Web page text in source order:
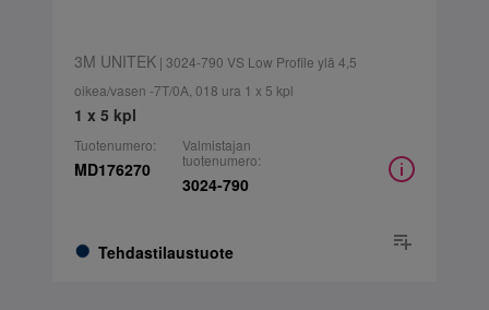
3M UNITEK| 3024-790 VS Low Profile ylä 4,5
oikea/vasen -7T/0A, 018 ura 1 x 5 kpl
1 x 5 kpl
Tuotenumero:
MD176270
Tehdastilaustuote
Valmistajan
tuotenumero:
3024-790